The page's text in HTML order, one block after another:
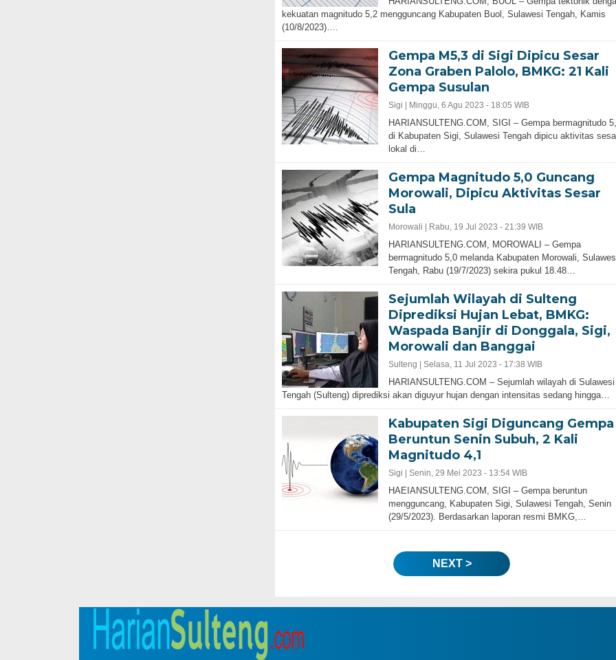
kekuatan magnitudo 5,2 mengguncang Kabupaten Buol, Sulawesi Tengah, Kamis
(10/8/2023)….
Gempa M5,3 di Sigi Dipicu Sesar
Zona Graben Palolo, BMKG: 21 Kali
Gempa Susulan
Sigi | Minggu, 6 Agu 2023 - 18:05 WIB
HARIANSULTENG.COM, SIGI – Gempa bermagnitudo
di Kabupaten Sigi, Sulawesi Tengah dipicu aktivitas
lokal di…
Gempa Magnitudo 5,0 Guncang
Morowali, Dipicu Aktivitas Sesar
Sula
Morowali | Rabu, 19 Jul 2023 - 21:39 WIB
HARIANSULTENG.COM, MOROWALI – Gempa
bermagnitudo 5,0 melanda Kabupaten Morowali,
Tengah, Rabu (19/7/2023) sekira pukul 18.48…
Sejumlah Wilayah di Sulteng
Diprediksi Hujan Lebat, BMKG:
Waspada Banjir di Donggala, Sigi,
Morowali dan Banggai
Sulteng | Selasa, 11 Jul 2023 - 17:38 WIB
HARIANSULTENG.COM – Sejumlah wilayah di Sulawesi
Tengah (Sulteng) diprediksi akan diguyur hujan dengan intensitas sedang hingga…
Kabupaten Sigi Diguncang Gempa
Beruntun Senin Subuh, 2 Kali
Magnitudo 4,1
Sigi | Senin, 29 Mei 2023 - 13:54 WIB
HAEIANSULTENG.COM, SIGI – Gempa beruntun
mengguncang, Kabupaten Sigi, Sulawesi Tengah, Senin
(29/5/2023). Berdasarkan laporan resmi BMKG,…
NEXT >